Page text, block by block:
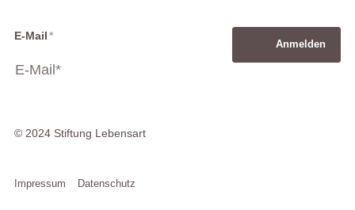
E-Mail*
Anmelden
© 2024 Stiftung Lebensart
Impressum Datenschutz